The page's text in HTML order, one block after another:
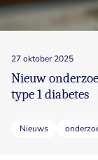
27 oktober 2025
Nieuw
type 1 diabetes
Nieuws